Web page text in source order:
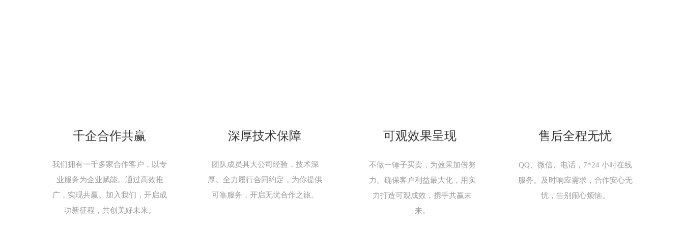
千企合作共赢
我们拥有一千多家合作客户，以专
业服务为企业赋能。通过高效推
广，实现共赢。加入我们，开启成
功新征程，共创美好未来。
深厚技术保障
团队成员具大公司经验，技术深
厚。全力履行合同约定，为你提供
可靠服务，开启无忧合作之旅。
可观效果呈现
不做一锤子买卖，为效果加倍努
力。确保客户利益最大化，用实
力打造可观成效，携手共赢未
来。
售后全程无忧
QQ、微信、电话，7*24 小时在线
服务。及时响应需求，合作安心无
忧，告别闹心烦恼。